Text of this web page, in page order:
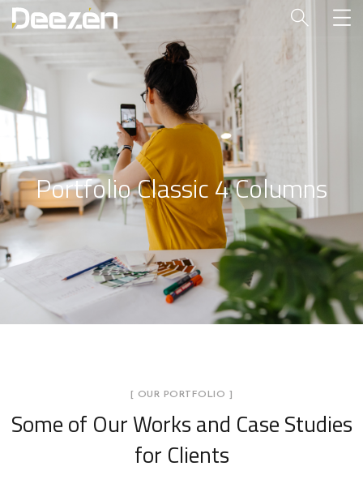
Portfolio Classic 4 Columns
[ OUR PORTFOLIO ]
Some of Our Worksand Case Studies
for Clients